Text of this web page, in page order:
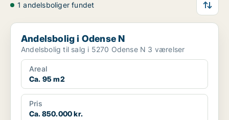
1 andelsboliger fundet
Andelsbolig i Odense N
Andelsbolig i Odense N
Andelsbolig til salg i 5270 Odense N 3 værelser
Areal
Ca. 95 m2
Pris
Ca. 850.000 kr.